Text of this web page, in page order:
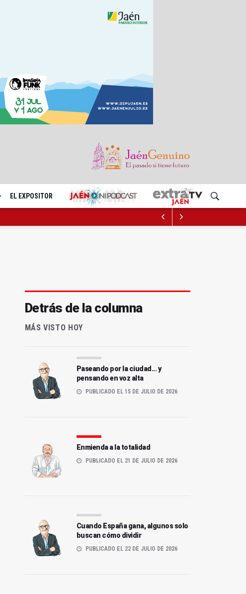
EL EXPOSITOR
Detrás de la columna
MÁS VISTO HOY
Paseando por la ciudad... y
pensando en voz alta
PUBLICADO EL 15 DE JULIO DE 2026
Enmienda a la totalidad
PUBLICADO EL 21 DE JULIO DE 2026
Cuando España gana, algunos solo
buscan cómo dividir
PUBLICADO EL 22 DE JULIO DE 2026